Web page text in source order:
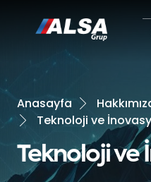
Anasayfa
Teknoloji ve
Teknoloji ve